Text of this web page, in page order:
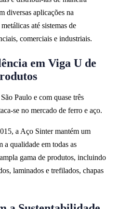
diversas aplicações na
até sistemas de
comerciais e industriais.
em Viga U de
Paulo e com quase três
se no mercado de ferro e aço.
a Aço Sinter mantém um
a qualidade em todas as
gama de produtos, incluindo
laminados e trefilados, chapas